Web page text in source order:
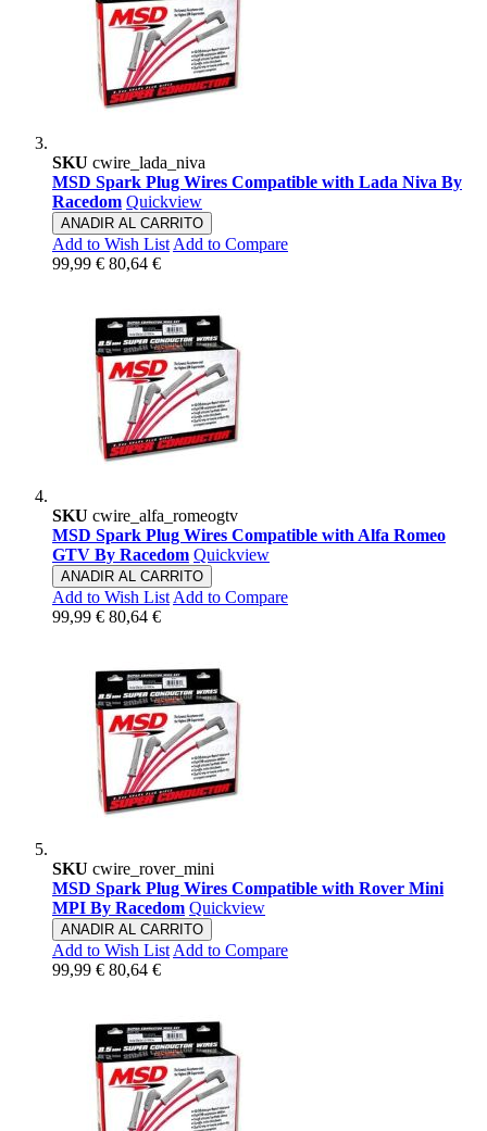
SKU cwire_lada_niva
MSD Spark Plug Wires Compatible with Lada Niva By
Racedom Quickview
ANADIR AL CARRITO
Add to Wish List Add to Compare
99,99 € 80,64 €
SKU cwire_alfa_romeogtv
MSD Spark Plug Wires Compatible with Alfa Romeo
GTV By Racedom Quickview
ANADIR AL CARRITO
Add to Wish List Add to Compare
99,99 € 80,64 €
SKU cwire_rover_mini
MSD Spark Plug Wires Compatible with Rover Mini
MPI By Racedom Quickview
ANADIR AL CARRITO
Add to Wish List Add to Compare
99,99 € 80,64 €